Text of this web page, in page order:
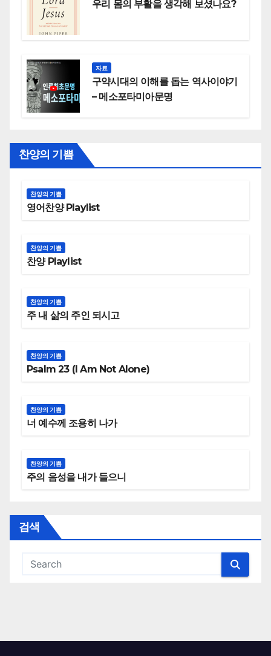
우리 몸의 부활을 생각해 보셨나요?
자료
구약시대의 이해를 돕는 역사이야기
– 메소포타미아문명
찬양의 기쁨
찬양의 기쁨
영어찬양 Playlist
찬양의 기쁨
찬양 Playlist
찬양의 기쁨
주 내 삶의 주인 되시고
찬양의 기쁨
Psalm 23 (I Am Not Alone)
찬양의 기쁨
너 예수께 조용히 나가
찬양의 기쁨
주의 음성을 내가 들으니
검색